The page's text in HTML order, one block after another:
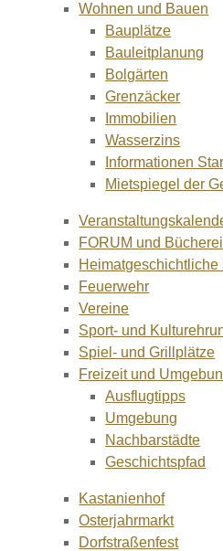
Wohnen und Bauen
Bauplätze
Bauleitplanung
Bolgärten
Grenzäcker
Immobilien
Wasserzins
Informationen
Mietspiegel der
FORUM und Bücherei
Heimatgeschichtliche
Feuerwehr
Vereine
Sport- und
Spiel- und Grillplätze
Freizeit und
Ausflugtipps
Umgebung
Nachbarstädte
Geschichtspfad
Kastanienhof
Osterjahrmarkt
Dorfstraßenfest